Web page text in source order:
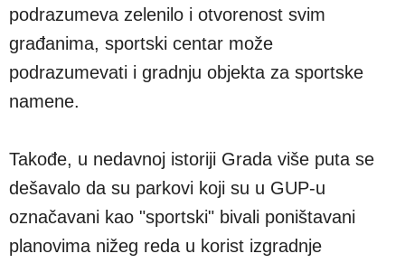
podrazumeva zelenilo i otvorenost svim
građanima, sportski centar može
podrazumevati i gradnju objekta za sportske
namene.
Takođe, u nedavnoj istoriji Grada više puta se
dešavalo da su parkovi koji su u GUP-u
označavani kao "sportski" bivali poništavani
planovima nižeg reda u korist izgradnje